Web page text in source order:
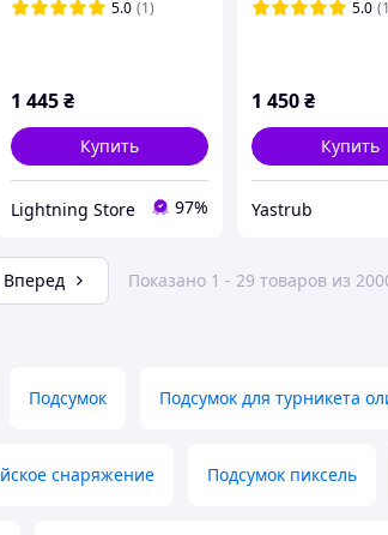
5.0 (1)
1 445₴
Купить
Lightning Store 97%
5.0
1 450₴
Купить
Yastrub
Вперед Показано 1 - 29 товаров из
Подсумок Подсумок для турникета
снаряжение Подсумок пиксель